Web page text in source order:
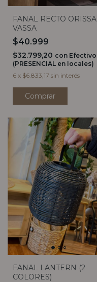
FANAL RECTO ORISSA
VASSA
$40.999
$32.799,20 con Efectivo
(PRESENCIAL en locales)
6 x $6.833,17 sin interés
Comprar
FANAL LANTERN (2
COLORES)